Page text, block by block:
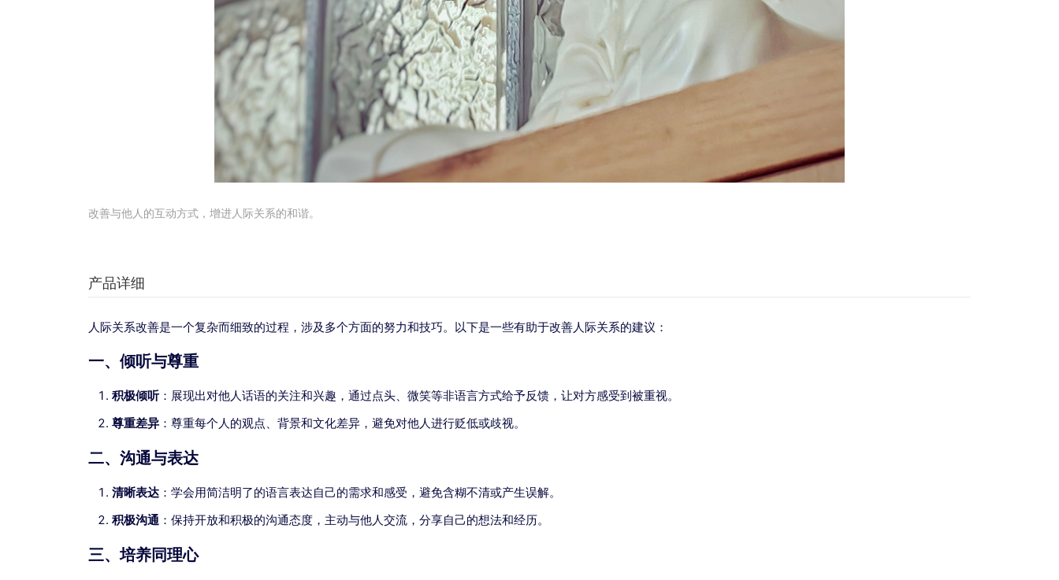
改善与他人的互动方式，增进人际关系的和谐。
产品详细
人际关系改善是一个复杂而细致的过程，涉及多个方面的努力和技巧。以下是一些有助于改善人际关系的建议：
一、倾听与尊重
积极倾听：展现出对他人话语的关注和兴趣，通过点头、微笑等非语言方式给予反馈，让对方感受到被重视。
尊重差异 ：尊重每个人的观点、背景和文化差异，避免对他人进行贬低或歧视。
二、沟通与表达
清晰表达 ：学会用简洁明了的语言表达自己的需求和感受，避免含糊不清或产生误解。
积极沟通 ：保持开放和积极的沟通态度，主动与他人交流，分享自己的想法和经历。
三、培养同理心